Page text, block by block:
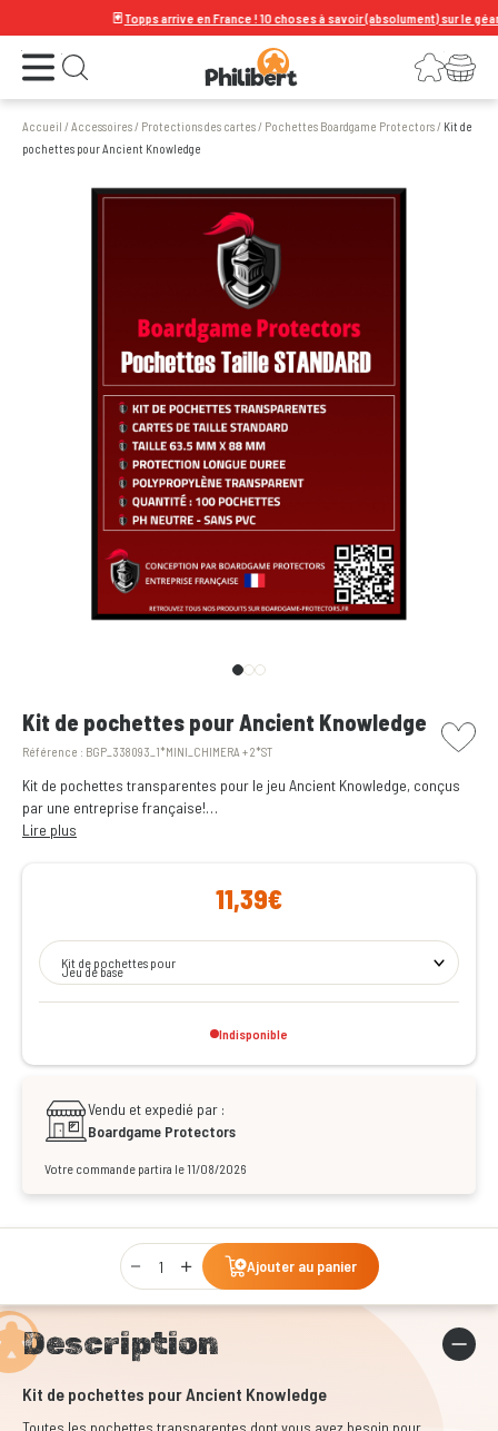
Topps arrive en France ! 10 choses à savoir (absolument) sur le géant
Ouvrir le menu Ouvrir la recherche Connexion
Votre panier
Accueil /Accessoires/ Protections des cartes/ Pochettes Boardgame Protectors/ Kit de
pochettes pour Ancient Knowledge
Kit de pochettes pour Ancient Knowledge
Référence : BGP_338093_1*MINI_CHIMERA + 2*ST
picto
Kit de pochettes transparentes pour le jeu Ancient Knowledge, conçus
par une entreprise française!
Soyez plus sereins lors de vos soirées jeux en vous assurant qu'elles ne
seront pas gâchées par un verre renversé!
Lire plus
11,39€
Kit de pochettes pour
Jeu de base
Indisponible
Vendu et expedié par :
Boardgame Protectors
Votre commande partira le 11/08/2026
Qty
Ajouter au panier
Description
Kit de pochettes pour Ancient Knowledge
Toutes les pochettes transparentes dont vous avez besoin pour